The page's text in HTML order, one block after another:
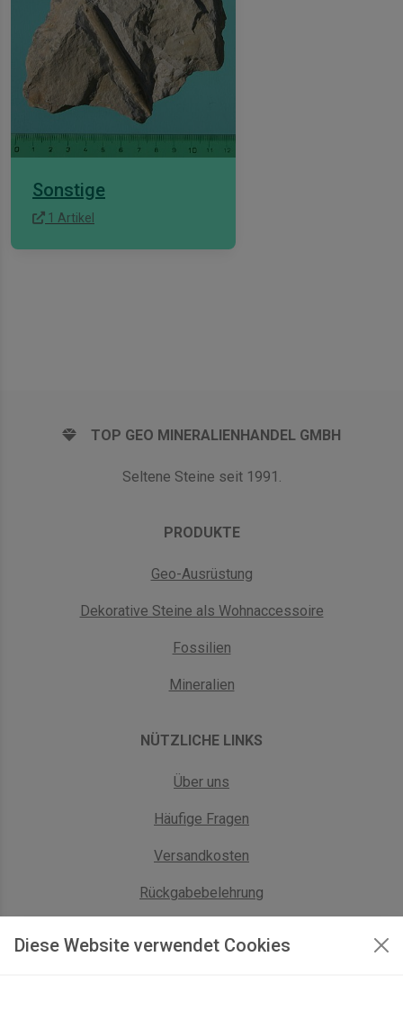
Diese Website verwendet Cookies
Sonstige
1 Artikel
TOP GEO MINERALIENHANDEL GMBH
Seltene Steine seit 1991.
PRODUKTE
Geo-Ausrüstung
Dekorative Steine als Wohnaccessoire
Fossilien
Mineralien
NÜTZLICHE LINKS
Über uns
Häufige Fragen
Versandkosten
Rückgabebelehrung